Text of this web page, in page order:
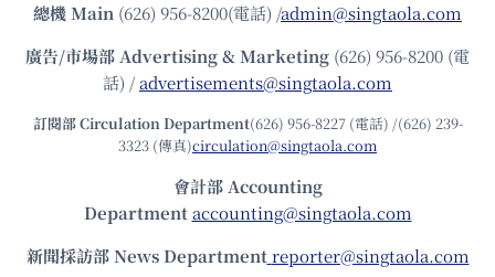
總機Main (626) 956-8200(電話) /admin@singtaola.com
廣告/市場部Advertising & Marketing (626) 956-8200 (電
話) /advertisements@singtaola.com
訂閱部 Circulation Department(626) 956-8227 (電話) /(626) 239-
3323 (傳真)circulation@singtaola.com
會計部 Accounting
Department accounting@singtaola.com
新聞採訪部 News Department reporter@singtaola.com